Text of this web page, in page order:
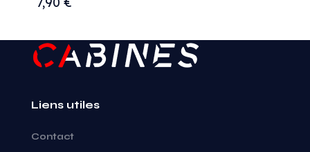
Liens utiles
Contact